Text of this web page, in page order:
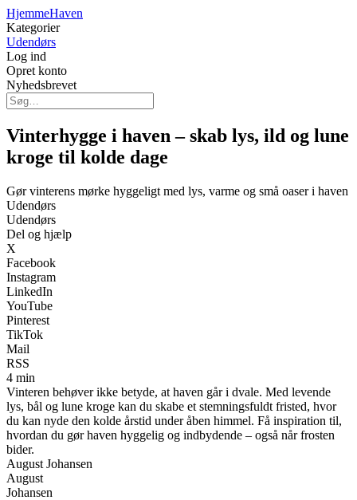
HjemmeHaven
Kategorier
Udendørs
Log ind
Opret konto
Nyhedsbrevet
Vinterhygge i haven – skab lys, ild og lune
kroge til kolde dage
Gør vinterens mørke hyggeligt med lys, varme og små oaser i haven
Udendørs
Udendørs
Del og hjælp
X
Facebook
Instagram
LinkedIn
YouTube
Pinterest
TikTok
Mail
RSS
4 min
Vinteren behøver ikke betyde, at haven går i dvale. Med levende
lys, bål og lune kroge kan du skabe et stemningsfuldt fristed, hvor
du kan nyde den kolde årstid under åben himmel. Få inspiration til,
hvordan du gør haven hyggelig og indbydende – også når frosten
bider.
August Johansen
August
Johansen